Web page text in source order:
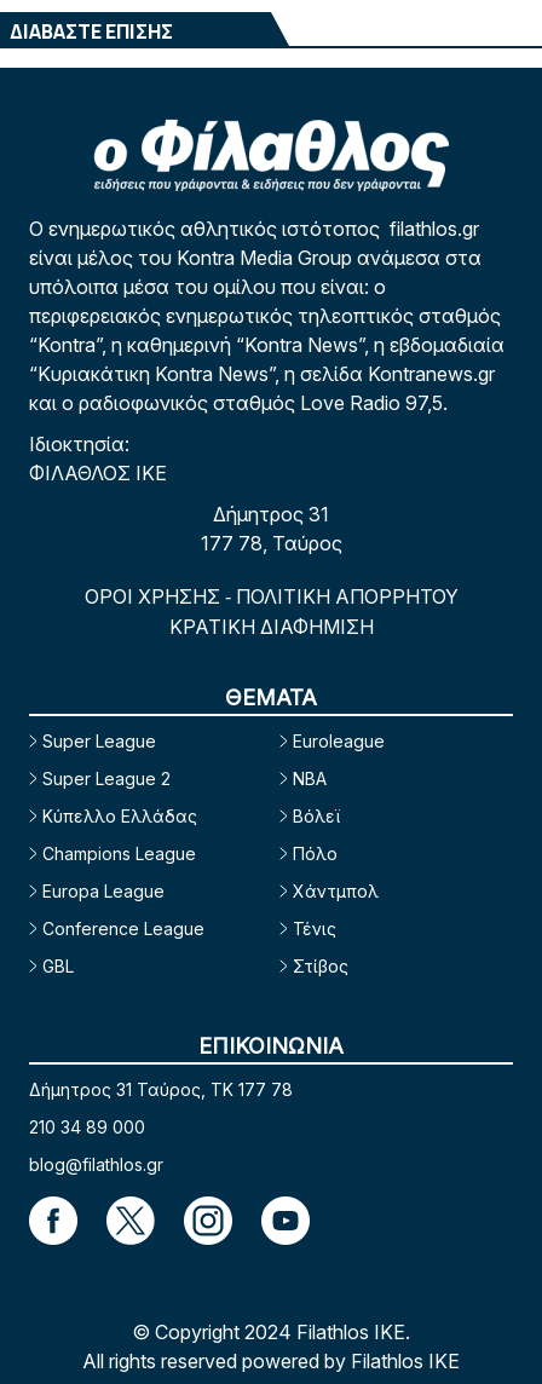
ΔΙΑΒΑΣΤΕ ΕΠΙΣΗΣ
Ο ενημερωτικός αθλητικός ιστότοπος filathlos.gr
είναι μέλος του Kontra Media Group ανάμεσα στα
υπόλοιπα μέσα του ομίλου που είναι: ο
περιφερειακός ενημερωτικός τηλεοπτικός σταθμός
“Kontra”, η καθημερινή “Kontra News”, η εβδομαδιαία
“Κυριακάτικη Kontra News”, η σελίδα Kontranews.gr
και ο ραδιοφωνικός σταθμός Love Radio 97,5.
Ιδιοκτησία:
ΦΙΛΑΘΛΟΣ ΙΚΕ
Δήμητρος 31
177 78, Ταύρος
ΟΡΟΙ ΧΡΗΣΗΣ - ΠΟΛΙΤΙΚΗ ΑΠΟΡΡΗΤΟΥ
ΚΡΑΤΙΚΗ ΔΙΑΦΗΜΙΣΗ
ΘΕΜΑΤΑ
Super League
Super League 2
Κύπελλο Ελλάδας
Champions League
Europa League
Conference League
GBL
Euroleague
NBA
Βόλεϊ
Πόλο
Χάντμπολ
Τένις
Στίβος
ΕΠΙΚΟΙΝΩΝΙΑ
Δήμητρος 31 Ταύρος, TK 177 78
210 34 89 000
blog@filathlos.gr
© Copyright 2024 Filathlos ΙΚΕ.
All rights reserved powered by Filathlos ΙΚΕ